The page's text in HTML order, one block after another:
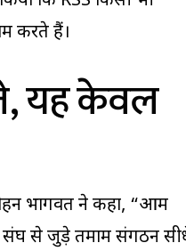
करते हैं।
यह केवल
भागवत ने कहा, “आम
संघ से जुड़े तमाम संगठन